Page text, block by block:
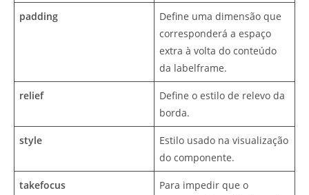
padding
Define uma dimensão que
corresponderá a espaço
extra à volta do conteúdo
da labelframe.
relief
Define o estilo de relevo da
borda.
style
Estilo usado na visualização
do componente.
takefocus
Para impedir que o